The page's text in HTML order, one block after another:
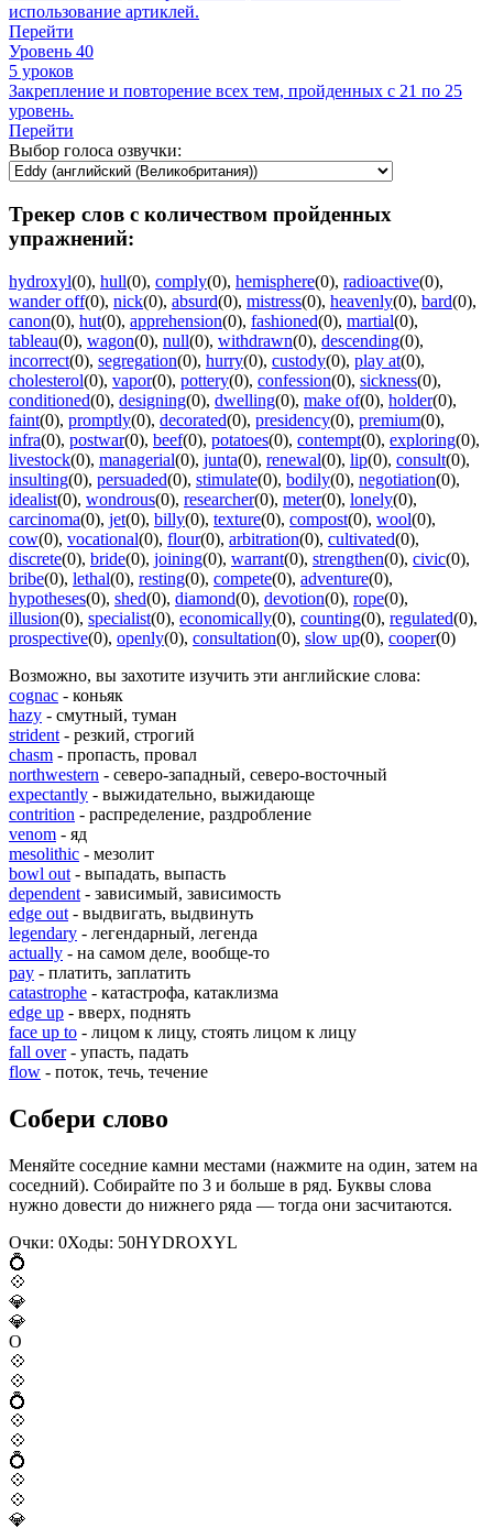
использование артиклей.
Перейти
Уровень 40
5 уроков
Закрепление и повторение всех тем, пройденных с 21 по 25
уровень.
Перейти
Выбор голоса озвучки:
Трекер слов с количеством пройденных
упражнений:
hydroxyl(0), hull(0), comply(0), hemisphere(0), radioactive(0),
wander off(0), nick(0), absurd(0), mistress(0), heavenly(0), bard(0),
canon(0), hut(0), apprehension(0), fashioned(0), martial(0),
tableau(0), wagon(0), null(0), withdrawn(0), descending(0),
incorrect(0), segregation(0), hurry(0), custody(0), play at(0),
cholesterol(0), vapor(0), pottery(0), confession(0), sickness(0),
conditioned(0), designing(0), dwelling(0), make of(0), holder(0),
faint(0), promptly(0), decorated(0), presidency(0), premium(0),
infra(0), postwar(0), beef(0), potatoes(0), contempt(0), exploring(0),
livestock(0), managerial(0), junta(0), renewal(0), lip(0), consult(0),
insulting(0), persuaded(0), stimulate(0), bodily(0), negotiation(0),
idealist(0), wondrous(0), researcher(0), meter(0), lonely(0),
carcinoma(0), jet(0), billy(0), texture(0), compost(0), wool(0),
cow(0), vocational(0), flour(0), arbitration(0), cultivated(0),
discrete(0), bride(0), joining(0), warrant(0), strengthen(0), civic(0),
bribe(0), lethal(0), resting(0), compete(0), adventure(0),
hypotheses(0), shed(0), diamond(0), devotion(0), rope(0),
illusion(0), specialist(0), economically(0), counting(0), regulated(0),
prospective(0), openly(0), consultation(0), slow up(0), cooper(0)
Возможно, вы захотите изучить эти английские слова:
cognac - коньяк
hazy - смутный, туман
strident - резкий, строгий
chasm - пропасть, провал
northwestern - северо-западный, северо-восточный
expectantly - выжидательно, выжидающе
contrition - распределение, раздробление
venom - яд
mesolithic - мезолит
bowl out - выпадать, выпасть
dependent - зависимый, зависимость
edge out - выдвигать, выдвинуть
legendary - легендарный, легенда
actually - на самом деле, вообще-то
pay - платить, заплатить
catastrophe - катастрофа, катаклизма
edge up - вверх, поднять
face up to - лицом к лицу, стоять лицом к лицу
fall over- упасть, падать
flow - поток, течь, течение
Собери слово
Меняйте соседние камни местами (нажмите на один, затем на
соседний). Собирайте по 3 и больше в ряд. Буквы слова
нужно довести до нижнего ряда — тогда они засчитаются.
Очки: 0Ходы: 50HYDROXYL
💍
💠
💎
💎
O
💠
💠
💍
💠
💠
💍
💠
💠
💎